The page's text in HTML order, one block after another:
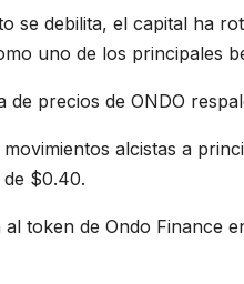
se debilita, el capital ha
uno de los principales
precios de ONDO
alcistas a
$0.40.
token de Ondo Finance